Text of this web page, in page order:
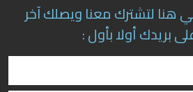
هنا لتشترك معنا ويصلك آخر
بريدك أولا بأول :